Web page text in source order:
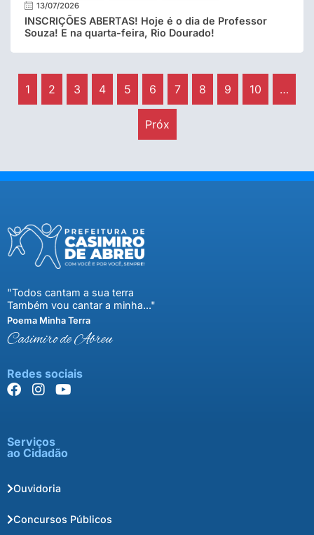
13/07/2026
INSCRIÇÕES ABERTAS! Hoje é o dia de Professor
Souza! E na quarta-feira, Rio Dourado!
1 2 3 4 5 6 7 8 9 10 …
Próx
"Todos cantam a sua terra
Também vou cantar a minha..."
Poema Minha Terra
Casimiro de Abreu
Redes sociais
Serviços
ao Cidadão
Ouvidoria
Concursos Públicos